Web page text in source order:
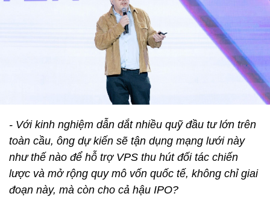
- Với kinh nghiệm dẫn dắt nhiều quỹ đầu tư lớn trên
toàn cầu, ông dự kiến sẽ tận dụng mạng lưới này
như thế nào để hỗ trợ VPS thu hút đối tác chiến
lược và mở rộng quy mô vốn quốc tế, không chỉ giai
đoạn này, mà còn cho cả hậu IPO?